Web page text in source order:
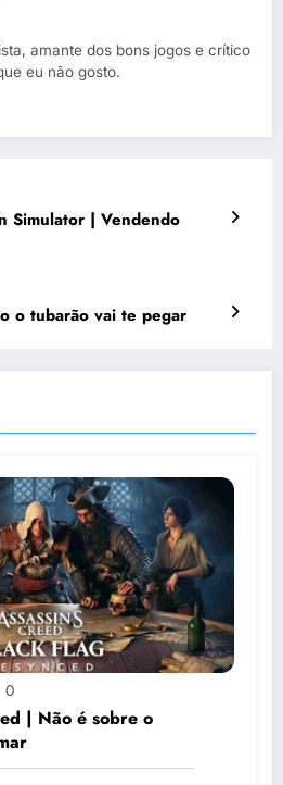
amante dos bons jogos e crítico
eu não gosto.
Simulator | Vendendo
o tubarão vai te pegar
0
| Não é sobre o